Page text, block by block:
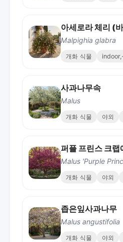
아세로라 체리 (
Malpighia glabra
개화 식물
사과나무속
Malus
개화 식물 야외
퍼플 프린스 크
Malus 'Purple
개화 식물 야외
좁은잎사과나무
Malus angustifolia
개화 식물 야외